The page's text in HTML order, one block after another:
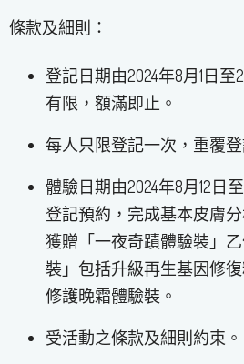
條款及細則：​
登記日期由2024年8月1日至
有限，額滿即止。​
每人只限登記一次，重覆登
體驗日期由2024年8月12日
登記預約，完成基本皮膚
獲贈「一夜奇蹟體驗裝」
裝」包括升級再生基因修
修護晚霜體驗裝。
受活動之條款及細則約束。